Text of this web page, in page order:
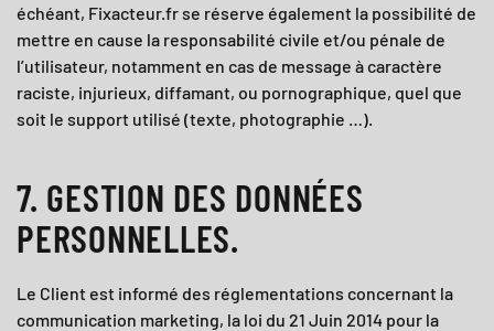
échéant, Fixacteur.fr se réserve également la possibilité de
mettre en cause la responsabilité civile et/ou pénale de
l’utilisateur, notamment en cas de message à caractère
raciste, injurieux, diffamant, ou pornographique, quel que
soit le support utilisé (texte, photographie …).
7. GESTION DES DONNÉES
PERSONNELLES.
Le Client est informé des réglementations concernant la
communication marketing, la loi du 21 Juin 2014 pour la